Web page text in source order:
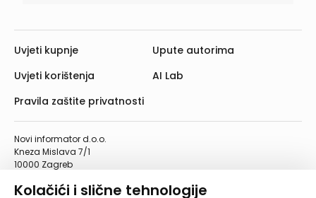
Kolačići i slične tehnologije
Novi informator d.o.o.
Kneza Mislava 7/1
10000 Zagreb
Telefaks: 01/4612-553
Uvjeti kupnje
Uvjeti korištenja
Pravila zaštite privatnosti
Upute autorima
AI Lab